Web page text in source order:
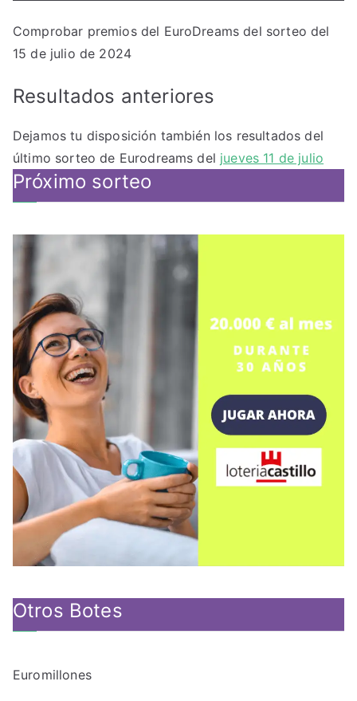
Comprobar premios del EuroDreams del sorteo del
15 de julio de 2024
Resultados anteriores
Dejamos tu disposición también los resultados del
último sorteo de Eurodreams del jueves 11 de julio
Próximo sorteo
Otros Botes
Euromillones